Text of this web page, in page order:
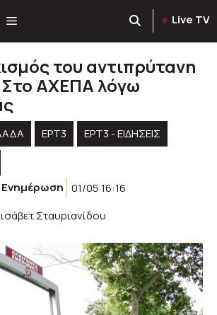
Live TV
του αντιπρύτανη
ΑΧΕΠΑ λόγω
ΕΡΤ3
ΕΡΤ3 - ΕΙΔΉΣΕΙΣ
Ενημέρωση 01/05 16:16
Σταυριανίδου